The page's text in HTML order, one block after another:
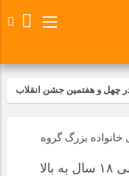
چهل و هفتمین جشن انقلاب
آرمان های رهبر کبیر و فقید
کارکنان برگزار شد
بزرگ گروه